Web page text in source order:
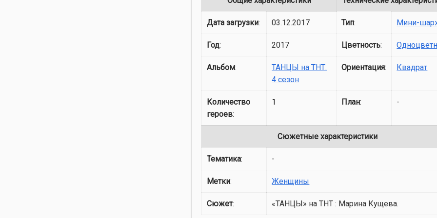
Дата загрузки: 03.12.2017 Тип: Мини-
Год: 2017 Цветность:
Альбом:
ТАНЦЫ на ТНТ.
4 сезон
Ориентация: Квадрат
Количество
героев:
1 План: -
Сюжетные характеристики
Тематика: -
Метки: Женщины
Сюжет: «ТАНЦЫ» на ТНТ : Марина Кущева.